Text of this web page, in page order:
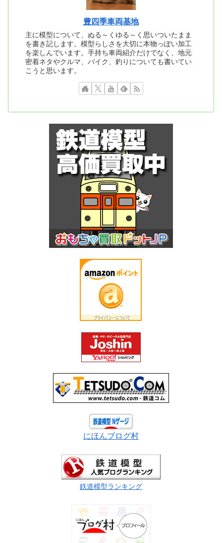
豊四季車両基地
主に模型について、ぬる～くゆる～く思いついたまま
を書き記します。模型らしさを大切に本物っぽい加工
を楽しんでいます。手持ち車両紹介だけでなく、地元
密着ネタやクルマ、バイク、釣りについても書いてい
こうと思います。
にほんブログ村
鉄道模型ランキング